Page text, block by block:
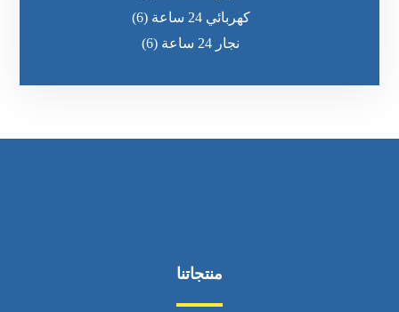
كهربائي 24 ساعة
(6)
نجار 24 ساعة
(6)
منتجاتنا